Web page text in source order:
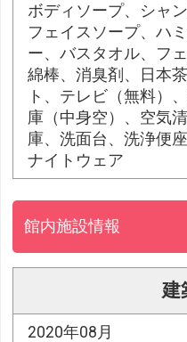
ボディソープ、シャ
フェイスソープ、ハ
ー、バスタオル、フ
綿棒、消臭剤、日本
ト、テレビ（無料）
庫（中身空）、空気
庫、洗面台、洗浄便
ナイトウェア
館内施設情報
建
2020年08月